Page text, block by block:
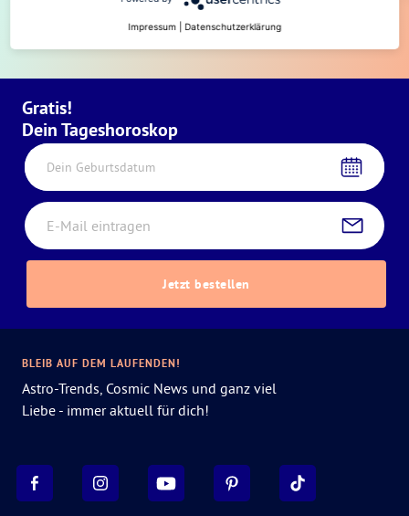
Gratis!
Dein Tageshoroskop
Dein Geburtsdatum
Jetzt bestellen
BLEIB AUF DEM LAUFENDEN!
Astro-Trends, Cosmic News und ganz viel
Liebe - immer aktuell für dich!
Impressum Datenschutzerklärung